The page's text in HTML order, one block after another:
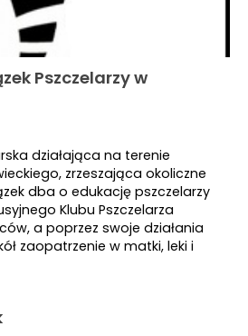
Pszczelarzy w
działająca na terenie
zrzeszająca okoliczne
dba o edukację pszczelarzy
Klubu Pszczelarza
a poprzez swoje działania
zaopatrzenie w matki, leki i